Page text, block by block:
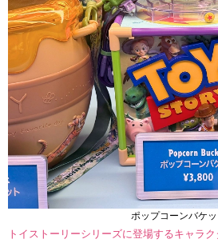
ポップコーンバケッ
トイストーリーシリーズに登場するキャラ